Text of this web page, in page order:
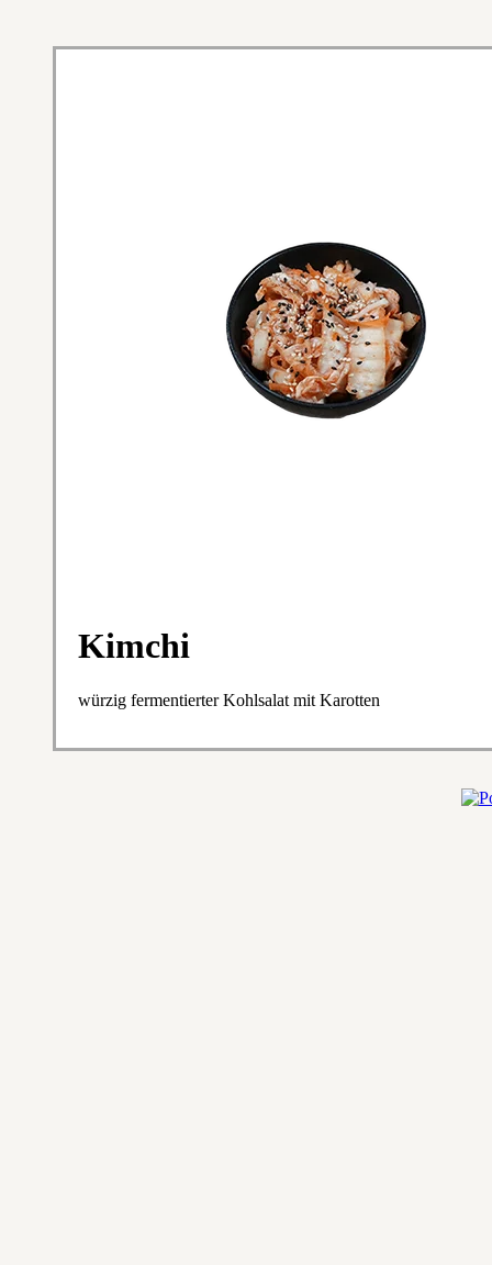
Kimchi
würzig fermentierter Kohlsalat mit Karotten